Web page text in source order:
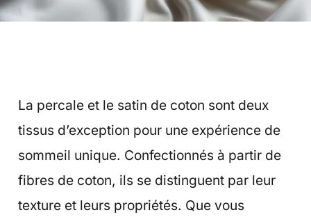
La percale et le satin de coton sont deux
tissus d’exception pour une expérience de
sommeil unique. Confectionnés à partir de
fibres de coton, ils se distinguent par leur
texture et leurs propriétés. Que vous